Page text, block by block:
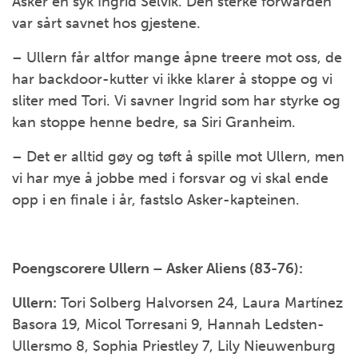
var sårt savnet hos gjestene.
– Ullern får altfor mange åpne treere mot oss, de
har backdoor-kutter vi ikke klarer å stoppe og vi
sliter med Tori. Vi savner Ingrid som har styrke og
kan stoppe henne bedre, sa Siri Granheim.
– Det er alltid gøy og tøft å spille mot Ullern, men
vi har mye å jobbe med i forsvar og vi skal ende
opp i en finale i år, fastslo Asker-kapteinen.
Poengscorere Ullern – Asker Aliens (83-76):
Ullern: Tori Solberg Halvorsen 24, Laura Martínez
Basora 19, Micol Torresani 9, Hannah Ledsten-
Ullersmo 8, Sophia Priestley 7, Lily Nieuwenburg